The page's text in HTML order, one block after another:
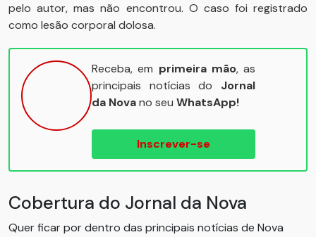
pelo autor, mas não encontrou. O caso foi registrado
como lesão corporal dolosa.
Receba, em primeira mão, as
principais notícias do Jornal
da Novano seu WhatsApp!
Inscrever-se
Cobertura do Jornal da Nova
Quer ficar por dentro das principais notícias de Nova